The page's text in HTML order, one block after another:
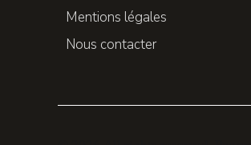
Mentions légales
Nous contacter